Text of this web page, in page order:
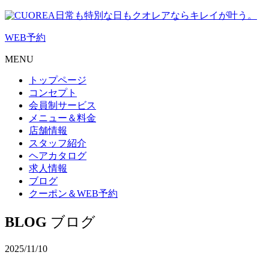
日常も特別な日もクオレアならキレイが叶う。
WEB予約
MENU
トップページ
コンセプト
会員制サービス
メニュー＆料金
店舗情報
スタッフ紹介
ヘアカタログ
求人情報
ブログ
クーポン＆WEB予約
BLOG ブログ
2025/11/10